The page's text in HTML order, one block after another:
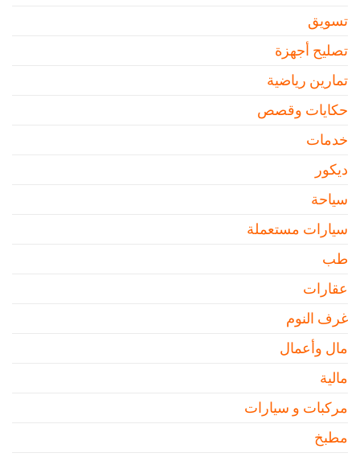
تسويق
تصليح أجهزة
تمارين رياضية
حكايات وقصص
خدمات
ديكور
سياحة
سيارات مستعملة
طب
عقارات
غرف النوم
مال وأعمال
مالية
مركبات و سيارات
مطبخ